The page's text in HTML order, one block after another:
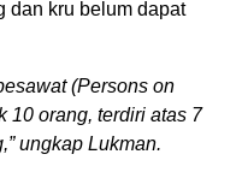
dan kru belum dapat
(Persons on
10 orang, terdiri atas 7
ungkap Lukman.